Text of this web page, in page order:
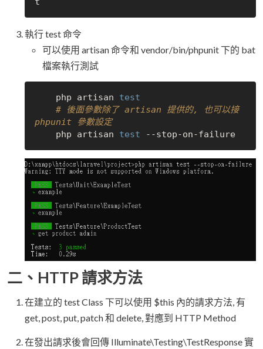
執行 test 命令
可以使用 artisan 命令和 vendor/bin/phpunit 下的 bat
檔案執行測試
    php artisan
test
# 後面參數除了 artisan 提供的, 也可以接
phpunit 參數設定
    php artisan
test --stop-on-failure
二、HTTP 請求方法
在建立的 test Class 下可以使用 $this 內的請求方法, 有
get, post, put, patch 和 delete, 對應到 HTTP Method
在發出請求後會回傳 Illuminate\Testing\TestResponse 實